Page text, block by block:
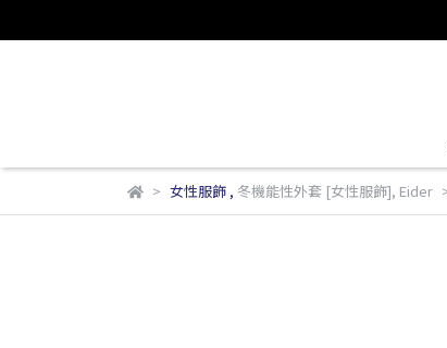
女性服飾, 冬機能性外套 [女性服飾], Eider